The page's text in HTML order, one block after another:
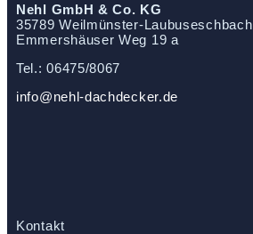
Nehl GmbH & Co. KG
35789 Weilmünster-Laubuseschbach
Emmershäuser Weg 19 a
Tel.: 06475/8067
info@nehl-dachdecker.de
Kontakt